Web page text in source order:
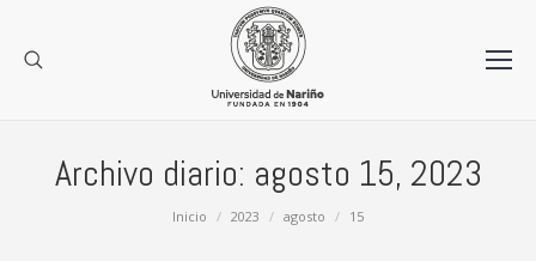
Archivo diario: agosto 15, 2023
Inicio 2023 agosto 15